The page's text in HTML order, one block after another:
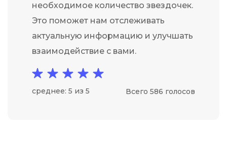
необходимое количество звездочек.
Это поможет нам отслеживать
актуальную информацию и улучшать
взаимодействие с вами.
среднее: 5 из 5 Всего 586 голосов